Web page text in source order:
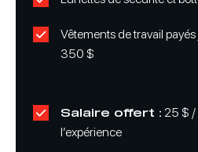
Vêtements de travail
350 $
Salaire offert : 25 $ /
l’expérience